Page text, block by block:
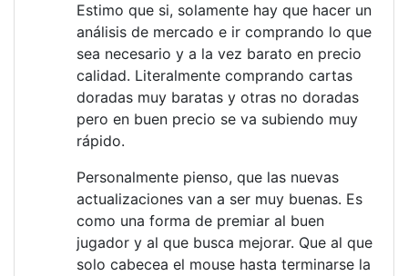
Estimo que si, solamente hay que hacer un
análisis de mercado e ir comprando lo que
sea necesario y a la vez barato en precio
calidad. Literalmente comprando cartas
doradas muy baratas y otras no doradas
pero en buen precio se va subiendo muy
rápido.
Personalmente pienso, que las nuevas
actualizaciones van a ser muy buenas. Es
como una forma de premiar al buen
jugador y al que busca mejorar. Que al que
solo cabecea el mouse hasta terminarse la